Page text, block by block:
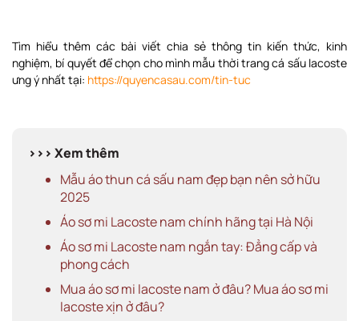
Tìm hiểu thêm các bài viết chia sẻ thông tin kiến thức, kinh
nghiệm, bí quyết để chọn cho mình mẫu thời trang cá sấu lacoste
ưng ý nhất tại: https://quyencasau.com/tin-tuc
>>> Xem thêm
Mẫu áo thun cá sấu nam đẹp bạn nên sở hữu
2025
Áo sơ mi Lacoste nam chính hãng tại Hà Nội
Áo sơ mi Lacoste nam ngắn tay: Đẳng cấp và
phong cách
Mua áo sơ mi lacoste nam ở đâu? Mua áo sơ mi
lacoste xịn ở đâu?